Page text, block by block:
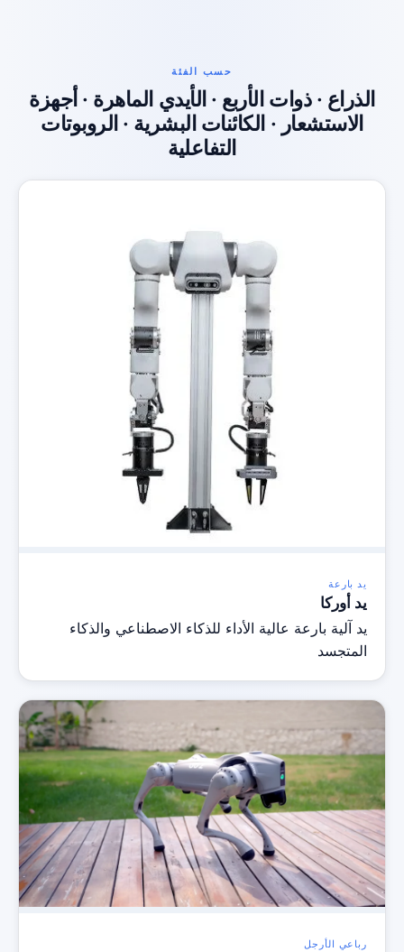
حسب الفئة
الذراع · ذوات الأربع · الأيدي الماهرة · أجهزة
الاستشعار · الكائنات البشرية · الروبوتات
التفاعلية
يد بارعة
يد أوركا
يد آلية بارعة عالية الأداء للذكاء الاصطناعي والذكاء
المتجسد
رباعي الأرجل